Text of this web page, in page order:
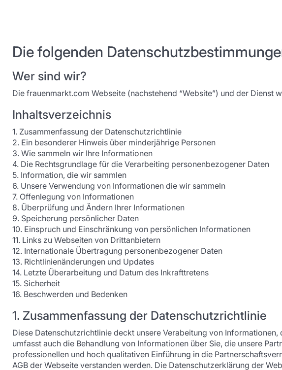
Die folgenden
Wer sind wir?
Die frauenmarkt.com Webseite (nachstehend “Website”) und der
Inhaltsverzeichnis
1. Zusammenfassung der Datenschutzrichtlinie
2. Ein besonderer Hinweis über minderjährige Personen
3. Wie sammeln wir Ihre Informationen
4. Die Rechtsgrundlage für die Verarbeiting personenbezogener Daten
5. Information, die wir sammlen
6. Unsere Verwendung von Informationen die wir sammeln
7. Offenlegung von Informationen
8. Überprüfung und Ändern Ihrer Informationen
9. Speicherung persönlicher Daten
10. Einspruch und Einschränkung von persönlichen Informationen
11. Links zu Webseiten von Drittanbietern
12. Internationale Übertragung personenbezogener Daten
13. Richtlinienänderungen und Updates
14. Letzte Überarbeitung und Datum des Inkrafttretens
15. Sicherheit
16. Beschwerden und Bedenken
1. Zusammenfassung der Datenschutzrichtlinie
Diese Datenschutzrichtlinie deckt unsere Verabeitung von
umfasst auch die Behandlung von Informationen über Sie, die unsere
professionellen und hoch qualitativen Einführung in die
AGB der Webseite verstanden werden. Die Datenschutzerklärung der